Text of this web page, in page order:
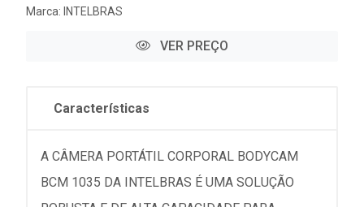
Marca: INTELBRAS
VER PREÇO
Características
A CÂMERA PORTÁTIL CORPORAL BODYCAM
BCM 1035 DA INTELBRAS É UMA SOLUÇÃO